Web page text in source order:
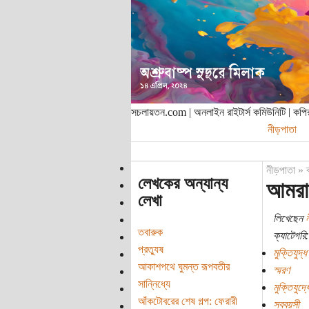
সচলায়তন.com | অনলাইন রাইটার্স কমিউনিটি |
নীড়পাতা
লেখকের অন্যান্য
লেখা
তবারুক
প্রত্যুষ
আকাশপথে ঘুমন্ত রূপবতীর
সান্নিধ্যে
আঁকটোবরের শেষ গল্প: ফেরারী
নীড়পাতা»
আমরা
লিখেছেন
ক্যাটেগরি:
মুক্তিযুদ্ধ
স্মরণ
সববয়সী